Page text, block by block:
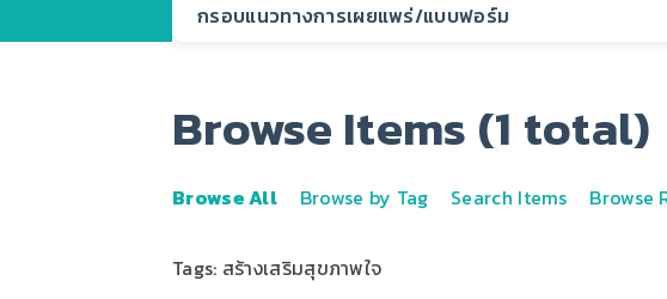
กรอบแนวทางการเผยแพร่/แบบฟอร์ม
Browse Items (1 total)
Browse All Browse by Tag Search Items Browse
Tags: สร้างเสริมสุขภาพใจ